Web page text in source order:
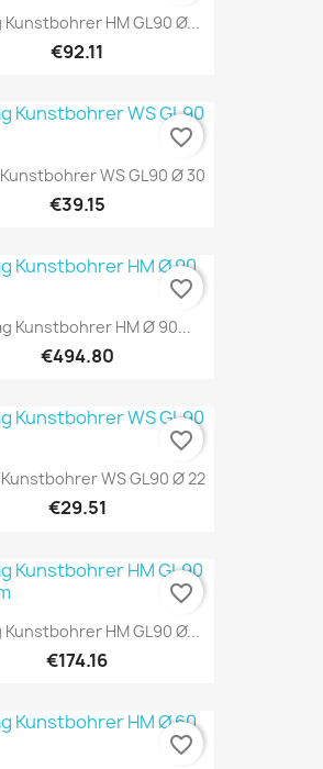
Kunstbohrer HM GL90 Ø...
€92.11
Kunstbohrer WS GL90 Ø 30
€39.15
favorite_border
Kunstbohrer HM Ø 90...
€494.80
favorite_border
Kunstbohrer WS GL90 Ø 22
€29.51
favorite_border
Kunstbohrer HM GL90 Ø...
€174.16
favorite_border
favorite_border